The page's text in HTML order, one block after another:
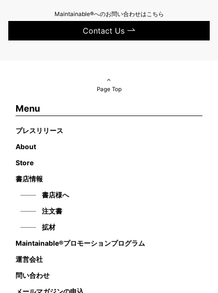
Maintainable®へのお問い合わせはこちら
Contact Us
Page Top
Menu
プレスリリース
About
Store
書店情報
書店様へ
注文書
拡材
Maintainable®プロモーションプログラム
運営会社
問い合わせ